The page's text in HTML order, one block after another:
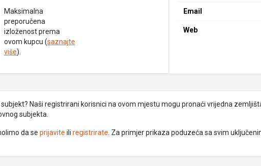
Maksimalna
preporučena
izloženost prema
ovom kupcu (saznajte
više).
Email
Web
Naši registrirani korisnici na ovom mjestu mogu pronaći vrijedna
subjekta.
da se prijavite ili registrirate . Za primjer prikaza poduzeća sa svim